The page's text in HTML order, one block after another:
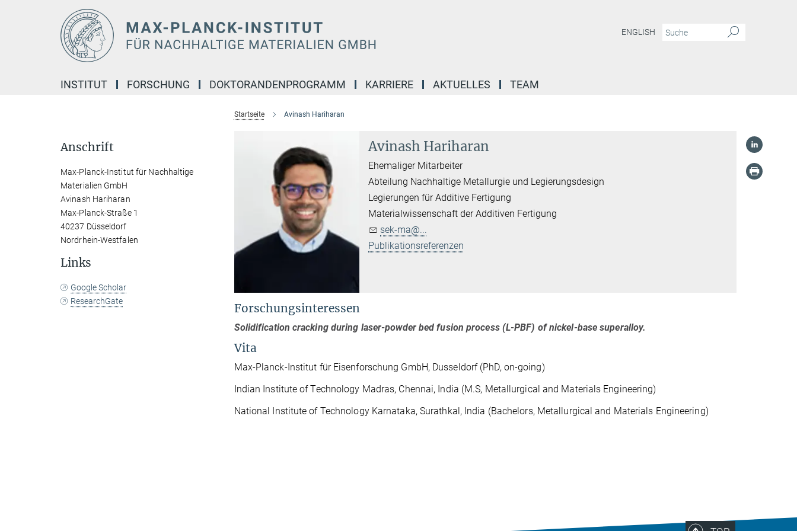
ENGLISH
INSTITUT FORSCHUNG DOKTORANDENPROGRAMM KARRIERE AKTUELLES TEAM
Startseite Avinash Hariharan
Avinash Hariharan
Ehemaliger Mitarbeiter
Abteilung Nachhaltige Metallurgie und Legierungsdesign
Legierungen für Additive Fertigung
Materialwissenschaft der Additiven Fertigung
sek-ma@...
Publikationsreferenzen
Forschungsinteressen
Solidification cracking during laser-powder bed fusion process (L-PBF) of nickel-base superalloy.
Vita
Max-Planck-Institut für Eisenforschung GmbH, Dusseldorf (PhD, on-going)
Indian Institute of Technology Madras, Chennai, India (M.S, Metallurgical and Materials Engineering)
National Institute of Technology Karnataka, Surathkal, India (Bachelors, Metallurgical and Materials Engineering)
Anschrift
Max-Planck-Institut für Nachhaltige
Materialien GmbH
Avinash Hariharan
Max-Planck-Straße 1
40237 Düsseldorf
Nordrhein-Westfalen
Links
Google Scholar
ResearchGate